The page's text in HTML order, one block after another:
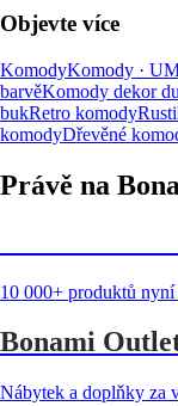
Objevte více
KomodyKomody ·
barvěKomody dekor
bukRetro komody
komodyDřevěné
Právě na
10 000+ produktů
Bonami
Nábytek a doplňky za